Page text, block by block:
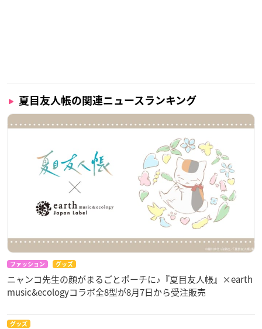
夏目友人帳の関連ニュースランキング
ファッション グッズ
ニャンコ先生の顔がまるごとポーチに♪『夏目友人帳』×earth
music&ecologyコラボ全8型が8月7日から受注販売
グッズ